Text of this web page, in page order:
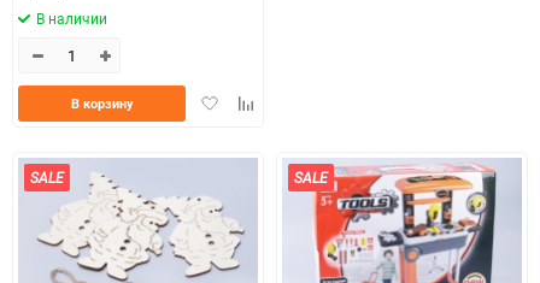
В наличии
ДобавитьДобавить
В корзину
SALE SALE